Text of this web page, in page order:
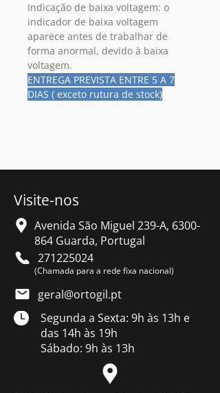
Indicação de baixa voltagem: o
indicador de baixa voltagem
aparece antes de trabalhar de
forma anormal, devido à baixa
voltagem.
ENTREGA PREVISTA ENTRE 5 A 7
DIAS ( exceto rutura de stock)
Visite-nos
Avenida São Miguel 239-A, 6300-
864 Guarda, Portugal
271225024
(Chamada para a rede fixa nacional)
geral@ortogil.pt
Segunda a Sexta: 9h às 13h e
das 14h às 19h
Sábado: 9h às 13h